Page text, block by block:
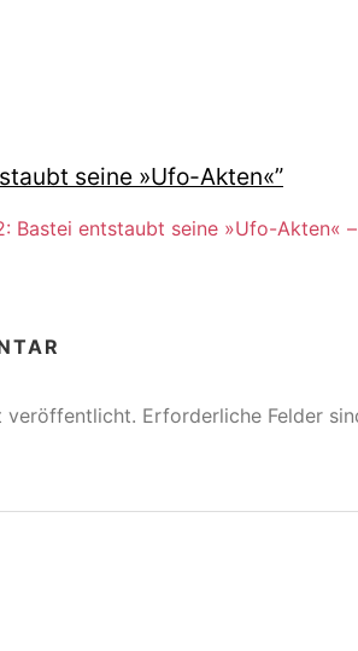
seine »Ufo-Akten«”
Bastei entstaubt seine »Ufo-Akten« –
veröffentlicht. Erforderliche Felder